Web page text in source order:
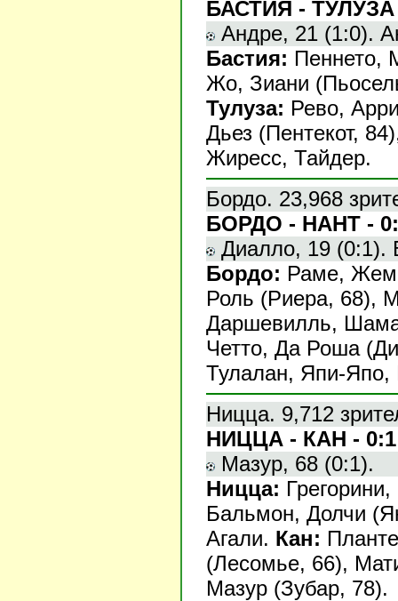
БАСТИЯ - ТУЛУЗА
Андре, 21 (1:0).
Бастия: Пеннето,
Жо, Зиани
Тулуза: Рево,
Дьез (Пентекот,
Жиресс, Тайдер.
Бордо. 23,968
БОРДО - НАНТ -
Диалло, 19 (0:1).
Бордо: Раме,
Роль (Риера, 68),
Даршевилль,
Четто, Да Роша
Тулалан, Япи-Япо,
Ницца. 9,712
НИЦЦА - КАН - 0:1
Мазур, 68 (0:1).
Ницца:
Бальмон, Долчи
Агали. Кан:
(Лесомье, 66),
Мазур (Зубар, 78).